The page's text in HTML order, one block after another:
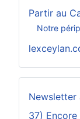
Partir au
Notre
Newsletter
37)